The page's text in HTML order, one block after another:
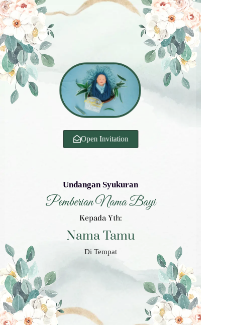
Open Invitation
Undangan Syukuran
Pemberian Nama Bayi
Kepada Yth:
Nama Tamu
Di Tempat